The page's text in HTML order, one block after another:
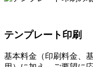
テンプレート印刷
基本料金（印刷料金、